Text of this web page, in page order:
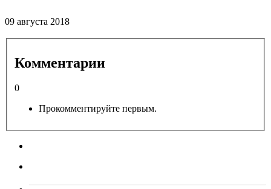
09 августа 2018
Комментарии
0
Прокомментируйте первым.